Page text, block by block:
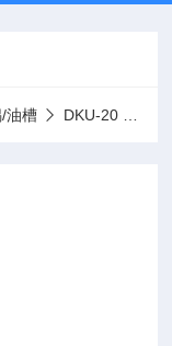
油槽 DKU-20 高温油槽/恒温油槽